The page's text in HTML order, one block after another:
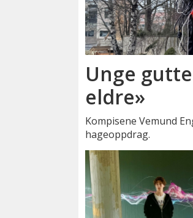
Unge
eldre»
Kompisene Vemund
hageoppdrag.